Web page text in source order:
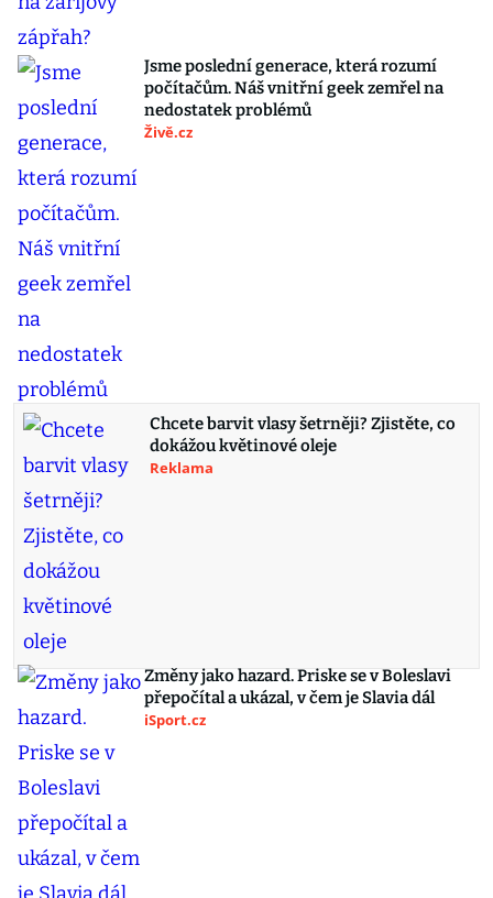
Jsme poslední generace, která rozumí
počítačům. Náš vnitřní geek zemřel na
nedostatek problémů
Živě.cz
Chcete barvit vlasy šetrněji? Zjistěte, co
dokážou květinové oleje
Reklama
Změny jako hazard. Priske se v Boleslavi
přepočítal a ukázal, v čem je Slavia dál
iSport.cz